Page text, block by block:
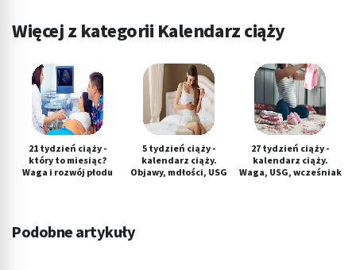
Więcej z kategorii Kalendarz ciąży
21 tydzień ciąży -
który to miesiąc?
Waga i rozwój płodu
5 tydzień ciąży -
kalendarz ciąży.
Objawy, mdłości, USG
27 tydzień ciąży -
kalendarz ciąży.
Waga, USG, wcześniak
Podobne artykuły